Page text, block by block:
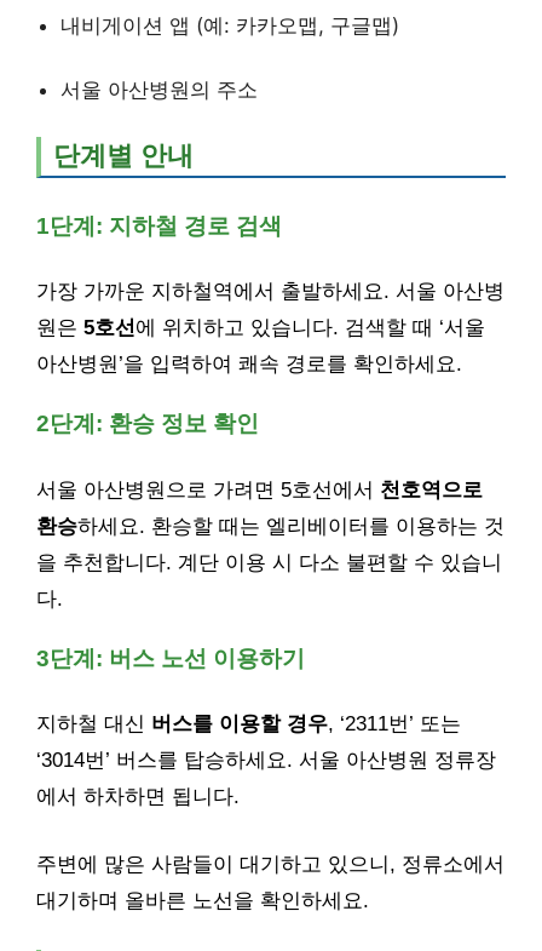
내비게이션 앱 (예: 카카오맵, 구글맵)
서울 아산병원의 주소
단계별 안내
1단계: 지하철 경로 검색
가장 가까운 지하철역에서 출발하세요. 서울 아산병
원은 5호선에 위치하고 있습니다. 검색할 때 ‘서울
아산병원’을 입력하여 쾌속 경로를 확인하세요.
2단계: 환승 정보 확인
서울 아산병원으로 가려면 5호선에서 천호역으로
환승하세요. 환승할 때는 엘리베이터를 이용하는 것
을 추천합니다. 계단 이용 시 다소 불편할 수 있습니
다.
3단계: 버스 노선 이용하기
지하철 대신 버스를 이용할 경우, ‘2311번’ 또는
‘3014번’ 버스를 탑승하세요. 서울 아산병원 정류장
에서 하차하면 됩니다.
주변에 많은 사람들이 대기하고 있으니, 정류소에서
대기하며 올바른 노선을 확인하세요.